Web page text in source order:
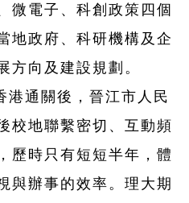
微電子、科創政策四個
地政府、科研機構及企
方向及建設規劃。
港通關後，晉江市人民
校地聯繫密切、互動頻
歷時只有短短半年，體
與辦事的效率。理大期